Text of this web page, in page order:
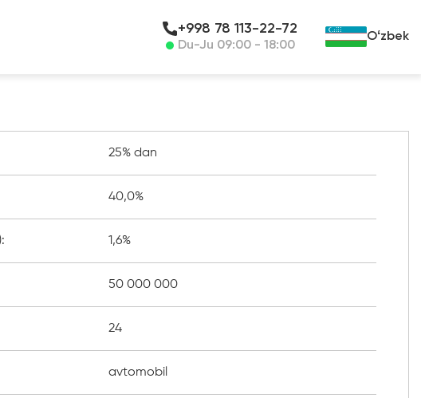
+998 78 113-22-72
Du-Ju 09:00 - 18:00
Oʻzbek
25% dan
40,0%
1,6%
50 000 000
24
avtomobil